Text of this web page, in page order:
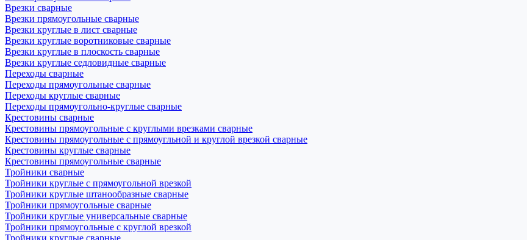
Врезки сварные
Врезки прямоугольные сварные
Врезки круглые в лист сварные
Врезки круглые воротниковые сварные
Врезки круглые в плоскость сварные
Врезки круглые седловидные сварные
Переходы сварные
Переходы прямоугольные сварные
Переходы круглые сварные
Переходы прямоугольно-круглые сварные
Крестовины сварные
Крестовины прямоугольные с круглыми врезками сварные
Крестовины прямоугольные с прямоугльной и круглой врезкой сварные
Крестовины круглые сварные
Крестовины прямоугольные сварные
Тройники сварные
Тройники круглые с прямоугольной врезкой
Тройники круглые штанообразные сварные
Тройники прямоугольные сварные
Тройники круглые универсальные сварные
Тройники прямоугольные с круглой врезкой
Тройники круглые сварные